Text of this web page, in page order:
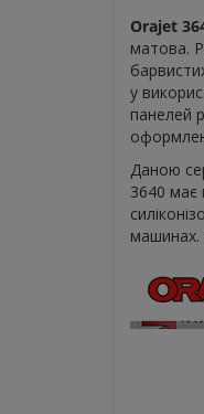
Orajet
матова.
у
панелей
Даною
3640 має
машинах.